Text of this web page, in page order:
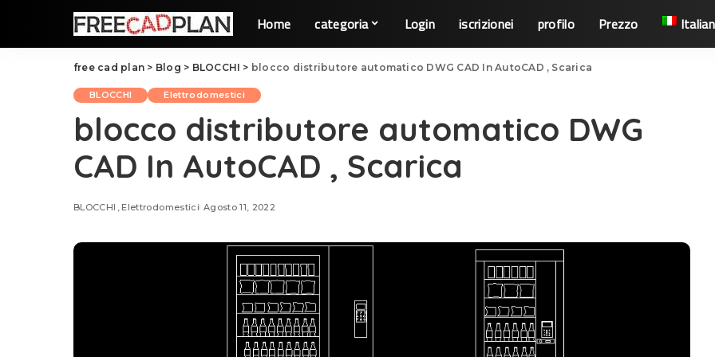
Home categoria Login iscrizionei profilo Prezzo
free cad plan > Blog > BLOCCHI > blocco distributore automatico DWG CAD In AutoCAD , Scarica
BLOCCHI Elettrodomestici
blocco distributore automatico DWG
CAD In AutoCAD , Scarica
BLOCCHI Elettrodomestici Agosto 11, 2022